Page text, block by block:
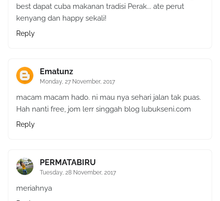
best dapat cuba makanan tradisi Perak... ate perut
kenyang dan happy sekali!
Reply
Ematunz
Monday, 27 November, 2017
macam macam hado. ni mau nya sehari jalan tak puas.
Hah nanti free, jom lerr singgah blog lubukseni.com
Reply
PERMATABIRU
Tuesday, 28 November, 2017
meriahnya